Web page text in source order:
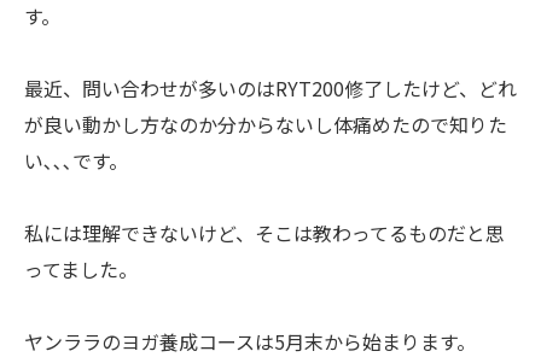
す。
最近、問い合わせが多いのはRYT200修了したけど、どれ
が良い動かし方なのか分からないし体痛めたので知りた
い､､､です。
私には理解できないけど、そこは教わってるものだと思
ってました。
ヤンララのヨガ養成コースは5月末から始まります。